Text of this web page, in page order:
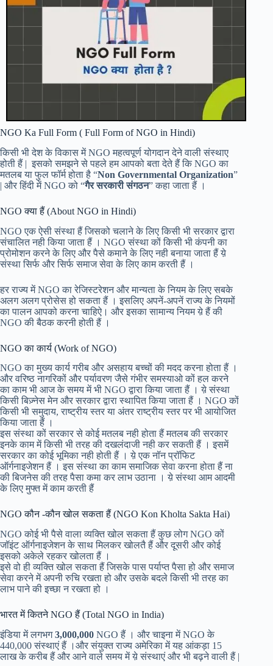
NGO Ka Full Form ( Full Form of NGO in Hindi)
किसी भी देश के विकास में NGO महत्वपूर्ण योगदान देने वाली संस्थाए
होती हैं | इसको समझने से पहले हम आपको बता देते हैं कि NGO का
मतलब या फुल फॉर्म होता है “Non Governmental Organization”
| और हिंदी में NGO को “गैर सरकारी संगठन” कहा जाता हैं ।
NGO क्या हैं (About NGO in Hindi)
NGO एक ऐसी संस्था हैं जिसको चलाने के लिए किसी भी सरकार द्वारा
संचालित नही किया जाता हैं । NGO संस्था कों किसी भी कंपनी का
प्रोमोशन करने के लिए और पैसे कमाने के लिए नही बनाया जाता हैं य़े
संस्था सिर्फ और सिर्फ समाज सेवा के लिए काम करती हैं ।
हर राज्य में NGO का रेजिस्टरेशन और मान्यता के नियम के लिए सबके
अलग अलग प्रोसेस हो सकता हैं । इसलिए अपनें-अपनें राज्य के नियमों
का पालन आपको करना चाहिऐ। और इसका सामान्य नियम य़े हैं की
NGO की बैठक करनी होती हैं ।
NGO का कार्य (Work of NGO)
NGO का मुख्य कार्य गरीब और असहाय बच्चों की मदद करना होता हैं ।
और वरिष्ठ नागरिकों और पर्यावरण जैसे गंभीर समस्याओ कों हल करने
का काम भी आज के समय में भी NGO द्वारा किया जाता हैं । य़े संस्था
किसी बिज़्नेस मेन और सरकार द्वारा स्थापित किया जाता हैं । NGO कों
किसी भी समुदाय, राष्ट्रीय स्तर या अंतर राष्ट्रीय स्तर पर भी आयोजित
किया जाता हैं ।
इस संस्था कों सरकार से कोई मतलब नही होता हैं मतलब की सरकार
इनके काम में किसी भी तरह की दखलंदाजी नही कर सकती हैं । इसमें
सरकार का कोई भूमिका नही होती हैं । य़े एक नॉन प्रॉफिट
ऑर्गनाइजेशन हैं । इस संस्था का काम समाजिक सेवा करना होता हैं ना
की बिजनेस की तरह पैसा कमा कर लाभ उठाना । य़े संस्था आम आदमी
के लिए मुफ्त में काम करती हैं
NGO कौन -कौन खोल सकता हैं (NGO Kon Kholta Sakta Hai)
NGO कोई भी पैसे वाला व्यक्ति खोल सकता हैं कुछ लोग NGO कों
जॉइंट ऑर्गनाइजेशन के साथ मिलकर खोलतै हैं और दूसरी और कोई
इसको अकेले रहकर खोलता हैं ।
इसे वो ही व्यक्ति खोल सकता हैं जिसके पास पर्याप्त पैसा हो और समाज
सेवा करने में अपनी रुचि रखता हो और उसके बदले किसी भी तरह का
लाभ पाने की इच्छा न रखता हो ।
भारत में कितने NGO हैं (Total NGO in India)
इंडिया में लगभग3,000,000 NGO हैं । और चाइना में NGO के
440,000 संस्थाएं हैं ।और संयुक्त राज्य अमेरिका में यह आंकड़ा 15
लाख के करीब हैं और आने वाले समय में य़े संस्थाएं और भी बढ़ने वाली हैं |